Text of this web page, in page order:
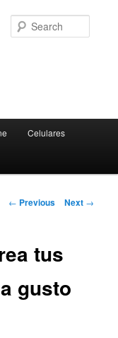
Celulares
Post
← Previous Next →
tus
gusto